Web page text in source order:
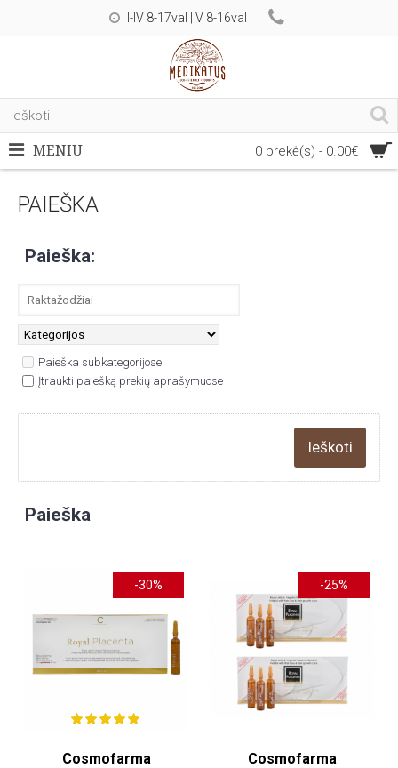
I-IV 8-17val | V 8-16val
0 prekė(s) - 0.00€
MENIU
PAIEŠKA
Paieška:
Paieška subkategorijose
Įtraukti paiešką prekių aprašymuose
Paieška
-30%
Cosmofarma
-25%
Cosmofarma